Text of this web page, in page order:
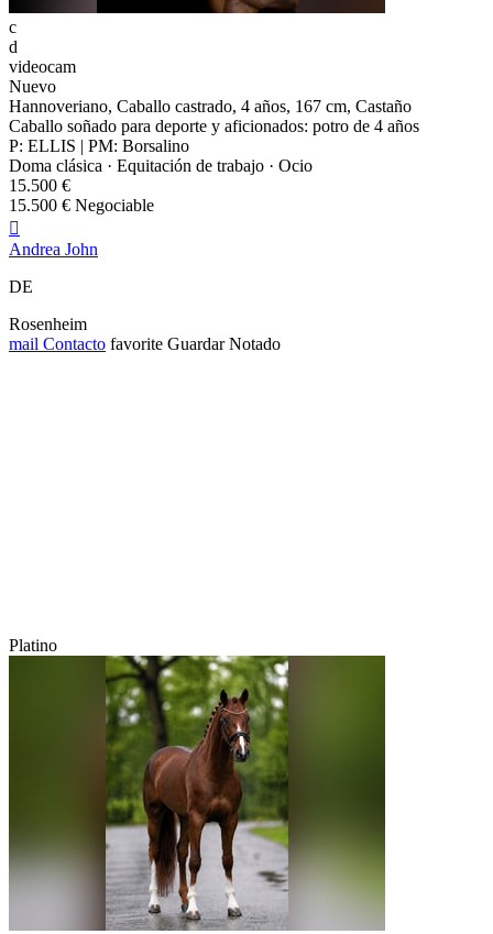
c
d
videocam
Nuevo
Hannoveriano, Caballo castrado, 4 años, 167 cm, Castaño
Caballo soñado para deporte y aficionados: potro de 4 años
P: ELLIS | PM: Borsalino
Doma clásica · Equitación de trabajo · Ocio
15.500 €
15.500 € Negociable

Andrea John
DE
Rosenheim
mail Contacto favorite Guardar Notado
Platino